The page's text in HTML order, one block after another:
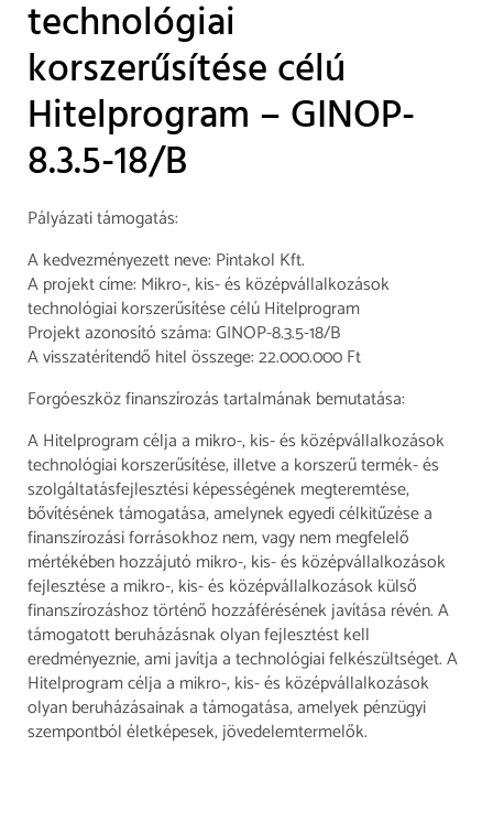
technológiai
korszerűsítése célú
Hitelprogram – GINOP-
8.3.5-18/B
Pályázati támogatás:
A kedvezményezett neve: Pintakol Kft.
A projekt címe: Mikro-, kis- és középvállalkozások
technológiai korszerűsítése célú Hitelprogram
Projekt azonosító száma: GINOP-8.3.5-18/B
A visszatérítendő hitel összege: 22.000.000 Ft
Forgóeszköz finanszírozás tartalmának bemutatása:
A Hitelprogram célja a mikro-, kis- és középvállalkozások
technológiai korszerűsítése, illetve a korszerű termék- és
szolgáltatásfejlesztési képességének megteremtése,
bővítésének támogatása, amelynek egyedi célkitűzése a
finanszírozási forrásokhoz nem, vagy nem megfelelő
mértékében hozzájutó mikro-, kis- és középvállalkozások
fejlesztése a mikro-, kis- és középvállalkozások külső
finanszírozáshoz történő hozzáférésének javítása révén. A
támogatott beruházásnak olyan fejlesztést kell
eredményeznie, ami javítja a technológiai felkészültséget. A
Hitelprogram célja a mikro-, kis- és középvállalkozások
olyan beruházásainak a támogatása, amelyek pénzügyi
szempontból életképesek, jövedelemtermelők.